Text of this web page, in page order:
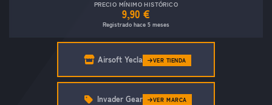
PRECIO MÍNIMO HISTÓRICO
9,90 €
Registrado hace 5 meses
Airsoft Yecla VER TIENDA
Invader Gear VER MARCA